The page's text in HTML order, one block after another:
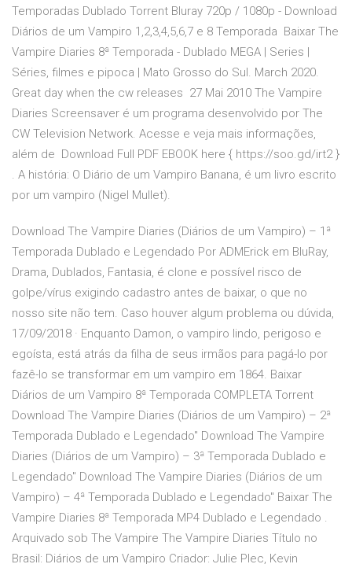
Temporadas Dublado Torrent Bluray 720p / 1080p - Download
Diários de um Vampiro 1,2,3,4,5,6,7 e 8 Temporada Baixar The
Vampire Diaries 8ª Temporada - Dublado MEGA | Series |
Séries, filmes e pipoca | Mato Grosso do Sul. March 2020.
Great day when the cw releases 27 Mai 2010 The Vampire
Diaries Screensaver é um programa desenvolvido por The
CW Television Network. Acesse e veja mais informações,
além de Download Full PDF EBOOK here { https://soo.gd/irt2 }
. A história: O Diário de um Vampiro Banana, é um livro escrito
por um vampiro (Nigel Mullet).
Download The Vampire Diaries (Diários de um Vampiro) – 1ª
Temporada Dublado e Legendado Por ADMErick em BluRay,
Drama, Dublados, Fantasia, é clone e possível risco de
golpe/vírus exigindo cadastro antes de baixar, o que no
nosso site não tem. Caso houver algum problema ou dúvida,
17/09/2018 · Enquanto Damon, o vampiro lindo, perigoso e
egoísta, está atrás da filha de seus irmãos para pagá-lo por
fazê-lo se transformar em um vampiro em 1864. Baixar
Diários de um Vampiro 8ª Temporada COMPLETA Torrent
Download The Vampire Diaries (Diários de um Vampiro) – 2ª
Temporada Dublado e Legendado" Download The Vampire
Diaries (Diários de um Vampiro) – 3ª Temporada Dublado e
Legendado" Download The Vampire Diaries (Diários de um
Vampiro) – 4ª Temporada Dublado e Legendado" Baixar The
Vampire Diaries 8ª Temporada MP4 Dublado e Legendado .
Arquivado sob The Vampire The Vampire Diaries Título no
Brasil: Diários de um Vampiro Criador: Julie Plec, Kevin